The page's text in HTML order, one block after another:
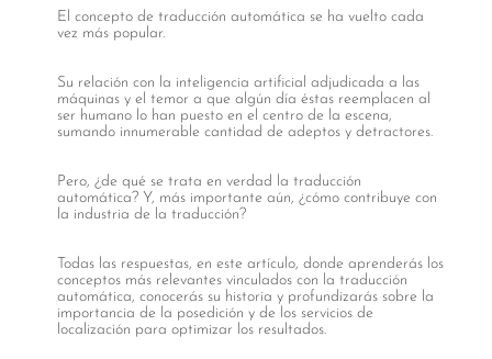
El concepto de traducción automática se ha vuelto cada
vez más popular.
Su relación con la inteligencia artificial adjudicada a las
máquinas y el temor a que algún día éstas reemplacen al
ser humano lo han puesto en el centro de la escena,
sumando innumerable cantidad de adeptos y detractores.
Pero, ¿de qué se trata en verdad la traducción
automática? Y, más importante aún, ¿cómo contribuye con
la industria de la traducción?
Todas las respuestas, en este artículo, donde aprenderás los
conceptos más relevantes vinculados con la traducción
automática, conocerás su historia y profundizarás sobre la
importancia de la posedición y de los servicios de
localización para optimizar los resultados.